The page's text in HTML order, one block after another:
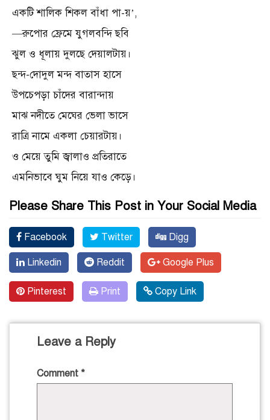
একটি শালিক শিকল বাঁধা পা-য়’,
—রুপোর ফ্রেমে যুগলবন্দি ছবি
ঝুল ও ধূলায় দুলছে দেয়ালটায়।
ছন্দ-দোদুল মন্দ বাতাস হাসে
উপচেপড়া চাঁদের বারান্দায়
মাঝ নদীতে মেঘের ভেলা ভাসে
রাত্রি নামে একলা চেয়ারটায়।
ও মেয়ে তুমি জ্বালাও প্রতিরাতে
এমনিভাবে ঘুম নিয়ে যাও কেড়ে।
Please Share This Post in Your Social Media
Facebook Twitter Digg
Linkedin Reddit Google Plus
Pinterest Print Copy Link
Leave a Reply
Comment *